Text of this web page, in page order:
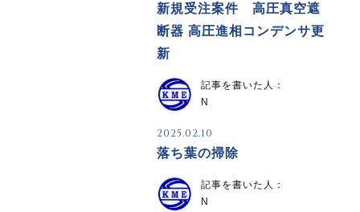
新規受注案件 高圧真空遮
断器 高圧進相コンデンサ更
新
記事を書いた人：
N
2025.02.10
落ち葉の掃除
記事を書いた人：
N